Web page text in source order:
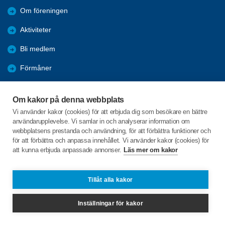
Om kakor på denna webbplats
Vi använder kakor (cookies) för att erbjuda dig som besökare en bättre
användarupplevelse. Vi samlar in och analyserar information om
webbplatsens prestanda och användning, för att förbättra funktioner och
för att förbättra och anpassa innehållet. Vi använder kakor (cookies) för
att kunna erbjuda anpassade annonser. Läs mer om kakor
Tillåt alla kakor
Inställningar för kakor
Om föreningen
Aktiviteter
Bli medlem
Förmåner
Orust kommun
Nyheter
C/o:Lars-Åke Gustavsson
larsakegustavsson473@hotmail.com